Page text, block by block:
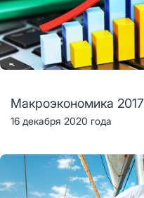
Макроэкономика 2017
16 декабря 2020 года